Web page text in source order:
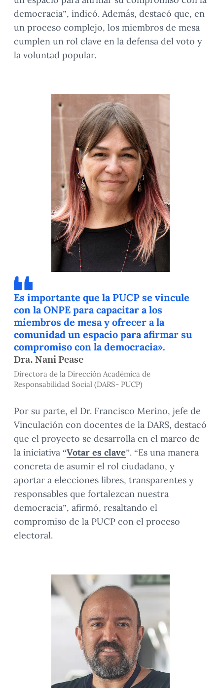
democracia”, indicó. Además, destacó que, en
un proceso complejo, los miembros de mesa
cumplen un rol clave en la defensa del voto y
la voluntad popular.
Es importante que la PUCP se vincule
con la ONPE para capacitar a los
miembros de mesa y ofrecer a la
comunidad un espacio para afirmar su
compromiso con la democracia».
Dra. Nani Pease
Directora de la Dirección Académica de
Responsabilidad Social (DARS- PUCP)
Por su parte, el Dr. Francisco Merino, jefe de
Vinculación con docentes de la DARS, destacó
que el proyecto se desarrolla en el marco de
la iniciativa “Votar es clave”. “Es una manera
concreta de asumir el rol ciudadano, y
aportar a elecciones libres, transparentes y
responsables que fortalezcan nuestra
democracia”, afirmó, resaltando el
compromiso de la PUCP con el proceso
electoral.